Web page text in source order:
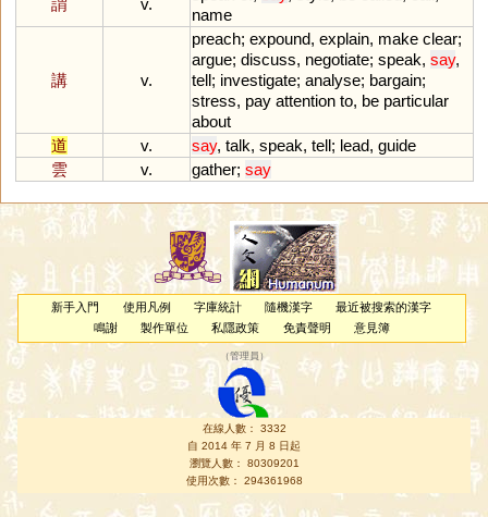
name
講 v.
preach; expound, explain, make clear;
argue; discuss, negotiate; speak, say,
tell; investigate; analyse; bargain;
stress, pay attention to, be particular
about
道
v. say, talk, speak, tell; lead, guide
雲
v. gather; say
新手入門 使用凡例 字庫統計 隨機漢字
最近被搜索的漢字
鳴謝
製作單位 私隱政策 免責聲明 意見簿
（管理員 ）
在線人數： 3332
自 2014 年 7 月 8 日起
瀏覽人數： 80309201
使用次數： 294361968